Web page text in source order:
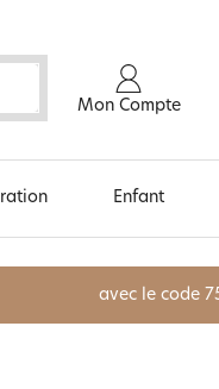
Mon Compte
Enfant
avec le code